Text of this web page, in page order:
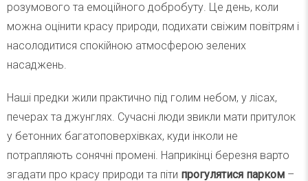
розумового та емоційного добробуту. Це день, коли
можна оцінити красу природи, подихати свіжим повітрям і
насолодитися спокійною атмосферою зелених
насаджень.
Наші предки жили практично під голим небом, у лісах,
печерах та джунглях. Сучасні люди звикли мати притулок
у бетонних багатоповерхівках, куди інколи не
потрапляють сонячні промені. Наприкінці березня варто
згадати про красу природи та піти прогулятися парком –